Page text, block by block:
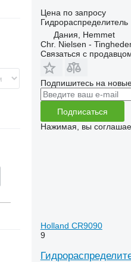
Цена по запросу
Гидрораспределитель
Дания, Hemmet
Chr. Nielsen -
Связаться с
Подпишитесь на
Подписаться
Нажимая, вы
Holland CR9090
9